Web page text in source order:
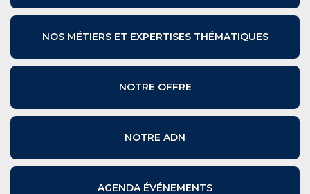
NOS MÉTIERS ET EXPERTISES THÉMATIQUES
NOTRE OFFRE
NOTRE ADN
AGENDA ÉVÉNEMENTS